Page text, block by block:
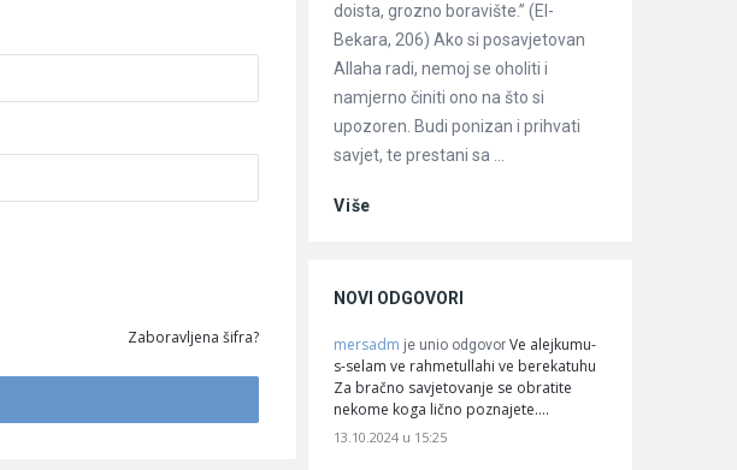
Zaboravljena šifra?
doista, grozno boravište.” (El-
Bekara, 206) Ako si posavjetovan
Allaha radi, nemoj se oholiti i
namjerno činiti ono na što si
upozoren. Budi ponizan i prihvati
savjet, te prestani sa ...
Više
NOVI ODGOVORI
mersadm je unio odgovor Ve alejkumu-
s-selam ve rahmetullahi ve berekatuhu
Za bračno savjetovanje se obratite
nekome koga lično poznajete.…
13.10.2024 u 15:25